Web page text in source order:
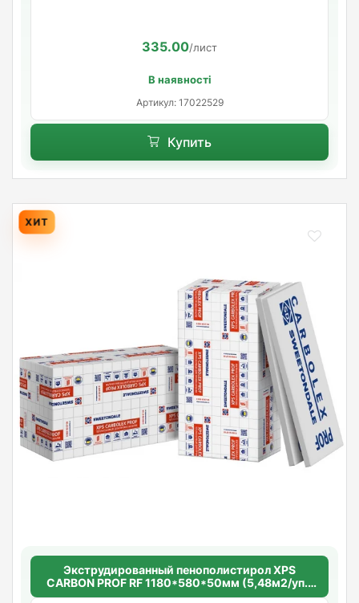
335.00/лист
В наявності
Артикул: 17022529
Купить
ХИТ
Экструдированный пенополистирол XPS
CARBON PROF RF 1180*580*50мм (5,48м2/уп.)
(8шт/уп.)